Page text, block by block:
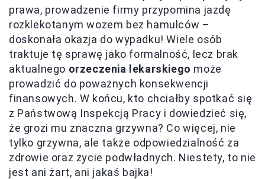
prawa, prowadzenie firmy przypomina jazdę
rozklekotanym wozem bez hamulców –
doskonała okazja do wypadku! Wiele osób
traktuje tę sprawę jako formalność, lecz brak
aktualnego orzeczenia lekarskiego może
prowadzić do poważnych konsekwencji
finansowych. W końcu, kto chciałby spotkać się
z Państwową Inspekcją Pracy i dowiedzieć się,
że grozi mu znaczna grzywna? Co więcej, nie
tylko grzywna, ale także odpowiedzialność za
zdrowie oraz życie podwładnych. Niestety, to nie
jest ani żart, ani jakaś bajka!